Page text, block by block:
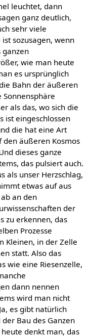
leuchtet, dann
ganz deutlich,
sehr viele
sozusagen, wenn
ganzen
wie man heute
es ursprünglich
Bahn der äußeren
Sonnensphäre
als das, wo sich die
ist eingeschlossen
die hat eine Art
äußeren Kosmos
dieses ganze
das pulsiert auch.
als unser Herzschlag,
etwas auf aus
an den
der
zu erkennen, das
Prozesse
Kleinen, in der Zelle
statt. Also das
wie eine Riesenzelle,
dann nennen
wird man nicht
es gibt natürlich
Bau des Ganzen
denkt man, das